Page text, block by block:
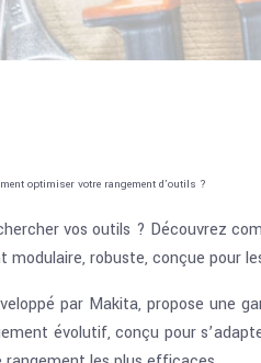
optimiser votre rangement d’outils ?
vos outils ? Découvrez
modulaire, robuste, conçue pour
par Makita, propose une
évolutif, conçu pour